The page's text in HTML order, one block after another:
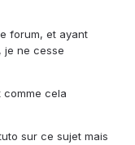
forum, et ayant
je ne cesse
cela
sur ce sujet mais